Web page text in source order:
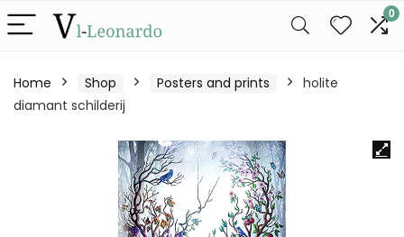
0
Home Shop Posters and prints
holite
diamant schilderij